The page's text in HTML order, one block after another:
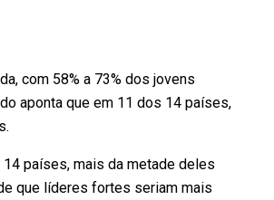
com 58% a 73% dos jovens
aponta que em 11 dos 14 países,
países, mais da metade deles
que líderes fortes seriam mais